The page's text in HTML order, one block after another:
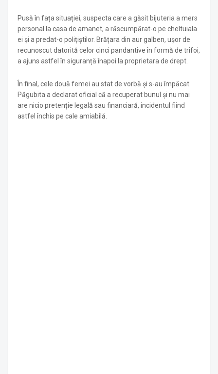
Pusă în fața situației, suspecta care a găsit bijuteria a mers
personal la casa de amanet, a răscumpărat-o pe cheltuiala
ei și a predat-o polițiștilor. Brățara din aur galben, ușor de
recunoscut datorită celor cinci pandantive în formă de trifoi,
a ajuns astfel în siguranță înapoi la proprietara de drept.
În final, cele două femei au stat de vorbă și s-au împăcat.
Păgubita a declarat oficial că a recuperat bunul și nu mai
are nicio pretenție legală sau financiară, incidentul fiind
astfel închis pe cale amiabilă.